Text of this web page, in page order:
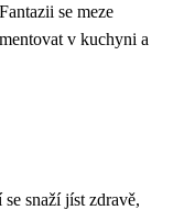
Fantazii se meze
v kuchyni a
snaží jíst zdravě,